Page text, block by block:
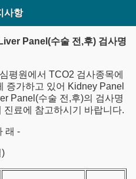
사항
Panel(수술 전,후) 검사명
평원에서 TCO2 검사종목에
증가하고 있어 Kidney Panel
Panel(수술 전,후)의 검사명
료에 참고하시기 바랍니다.
래 -
)